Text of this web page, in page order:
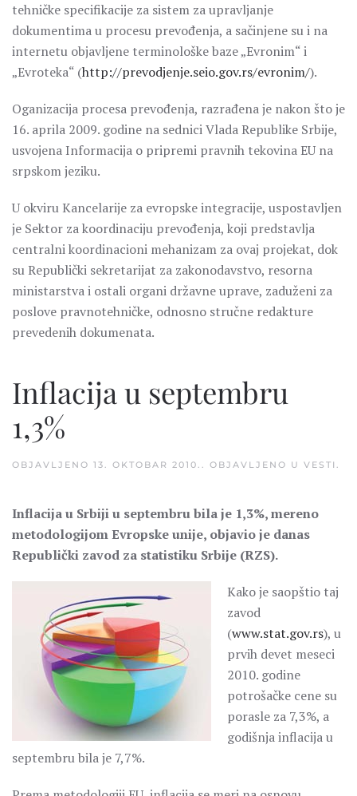
tehničke specifikacije za sistem za upravljanje
dokumentima u procesu prevođenja, a sačinjene su i na
internetu objavljene terminološke baze „Evronim“ i
„Evroteka“ (http://prevodjenje.seio.gov.rs/evronim/).
Oganizacija procesa prevođenja, razrađena je nakon što je
16. aprila 2009. godine na sednici Vlada Republike Srbije,
usvojena Informacija o pripremi pravnih tekovina EU na
srpskom jeziku.
U okviru Kancelarije za evropske integracije, uspostavljen
je Sektor za koordinaciju prevođenja, koji predstavlja
centralni koordinacioni mehanizam za ovaj projekat, dok
su Republički sekretarijat za zakonodavstvo, resorna
ministarstva i ostali organi državne uprave, zaduženi za
poslove pravnotehničke, odnosno stručne redakture
prevedenih dokumenata.
Inflacija u septembru
1,3%
OBJAVLJENO 13. OKTOBAR 2010. . OBJAVLJENO U VESTI .
Inflacija u Srbiji u septembru bila je 1,3%, mereno
metodologijom Evropske unije, objavio je danas
Republički zavod za statistiku Srbije (RZS).
Kako je saopštio taj
zavod
(www.stat.gov.rs), u
prvih devet meseci
2010. godine
potrošačke cene su
porasle za 7,3%, a
godišnja inflacija u
septembru bila je 7,7%.